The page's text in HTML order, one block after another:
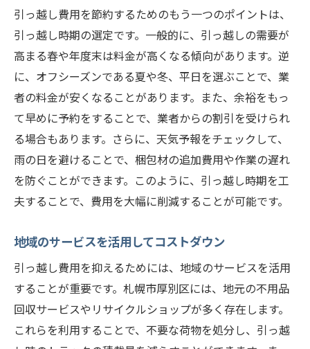
引っ越し費用を節約するためのもう一つのポイントは、
引っ越し時期の選定です。一般的に、引っ越しの需要が
高まる春や年度末は料金が高くなる傾向があります。逆
に、オフシーズンである夏や冬、平日を選ぶことで、業
者の料金が安くなることがあります。また、余裕をもっ
て早めに予約をすることで、業者からの割引を受けられ
る場合もあります。さらに、天気予報をチェックして、
雨の日を避けることで、梱包材の追加費用や作業の遅れ
を防ぐことができます。このように、引っ越し時期を工
夫することで、費用を大幅に削減することが可能です。
地域のサービスを活用してコストダウン
引っ越し費用を抑えるためには、地域のサービスを活用
することが重要です。札幌市厚別区には、地元の不用品
回収サービスやリサイクルショップが多く存在します。
これらを利用することで、不要な荷物を処分し、引っ越